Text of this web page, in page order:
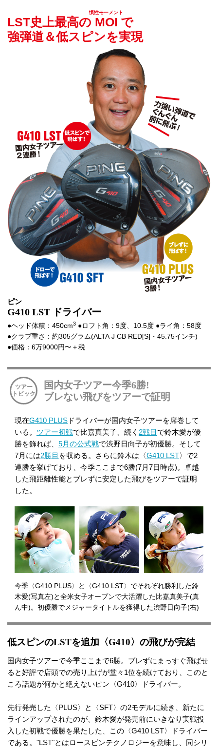
LST史上最高の MOI
慣性モーメント
で
強弾道＆低スピンを実現
ピン
G410 LST ドライバー
●ヘッド体積：450cm3 ●ロフト角：9度、10.5度 ●ライ角：58度
●クラブ重さ：約305グラム(ALTA J CB RED[S]・45.75インチ)
●価格：6万9000円〜＋税
国内女子ツアー今季6勝!
ブレない飛びをツアーで証明
現在G410 PLUS ドライバーが国内女子ツアーを席巻して
いる。 ツアー初戦で比嘉真美子、続く 2戦目 で鈴木愛が優
勝を飾れば、 5月の公式戦で渋野日向子が初優勝。そして
7月には2勝目 を収める。さらに鈴木は〈G410 LST〉で2
連勝を挙げており、今季ここまで6勝(7月7日時点)。卓越
した飛距離性能とブレずに安定した飛びをツアーで証明
した。
今季〈G410 PLUS〉と〈G410 LST〉でそれぞれ勝利した鈴
木愛(写真左)と全米女子オープンで大活躍した比嘉真美子(真
ん中)。初優勝でメジャータイトルを獲得した渋野日向子(右)
低スピンのLSTを追加〈G410〉の飛びが完結
国内女子ツアーで今季ここまで6勝。ブレずにまっすぐ飛ばせ
ると好評で店頭での売り上げが堂々1位を続けており、このと
ころ話題が何かと絶えないピン〈G410〉ドライバー。
先行発売した〈PLUS〉と〈SFT〉の2モデルに続き、新たに
ラインアップされたのが、鈴木愛が発売前にいきなり実戦投
入した初戦で優勝を果たした、この〈G410 LST〉ドライバー
である。"LST"とはロースピンテクノロジーを意味し、同シリ